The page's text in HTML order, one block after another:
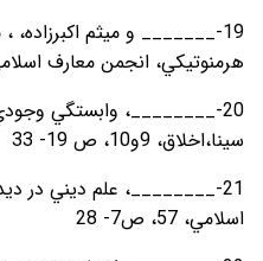
19-_______ و ميثم
هرمنوتيکي، انجمن معارف اسلامي،11، ص
20-________، وابستگي
سينا،اخلاق، 9و10، ص 19- 33
21-________، علم ديني در
اسلامي، 57، ص7- 28